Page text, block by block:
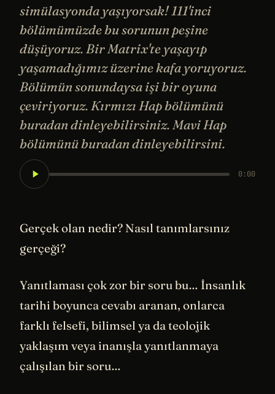
simülasyonda yaşıyorsak! 111'inci
bölümümüzde bu sorunun peşine
düşüyoruz. Bir Matrix'te yaşayıp
yaşamadığımız üzerine kafa yoruyoruz.
Bölümün sonundaysa işi bir oyuna
çeviriyoruz. Kırmızı Hap bölümünü
buradan dinleyebilirsiniz. Mavi Hap
bölümünü buradan dinleyebilirsini.
0:00
Gerçek olan nedir? Nasıl tanımlarsınız
gerçeği?
Yanıtlaması çok zor bir soru bu… İnsanlık
tarihi boyunca cevabı aranan, onlarca
farklı felsefi, bilimsel ya da teolojik
yaklaşım veya inanışla yanıtlanmaya
çalışılan bir soru…